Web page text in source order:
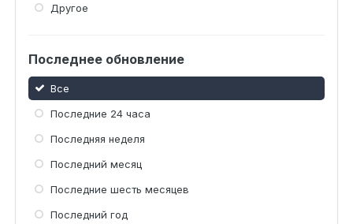
Другое
Последнее обновление
Все
Последние 24 часа
Последняя неделя
Последний месяц
Последние шесть месяцев
Последний год